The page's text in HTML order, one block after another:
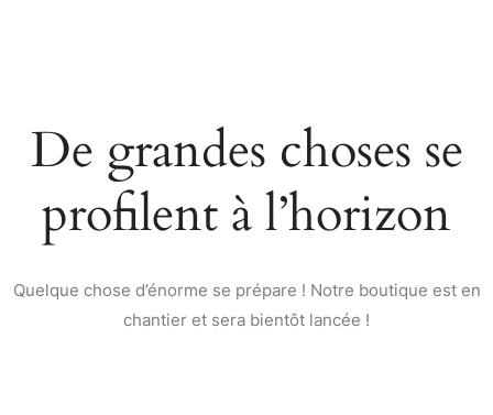
De grandes choses se
profilent à l’horizon
Quelque chose d’énorme se prépare ! Notre boutique est en
chantier et sera bientôt lancée !